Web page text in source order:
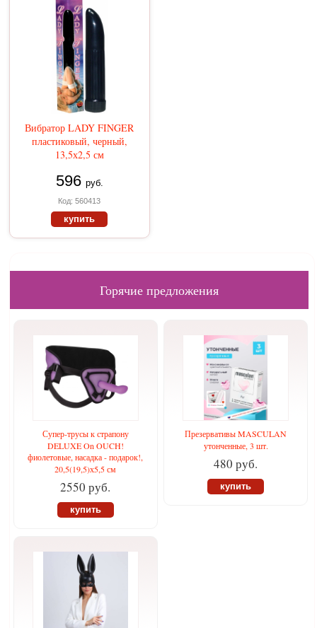
Вибратор LADY FINGER
пластиковый, черный,
13,5х2,5 см
596 руб.
Код: 560413
купить
Горячие предложения
Супер-трусы к страпону
DELUXE On OUCH!
фиолетовые, насадка - подарок!,
20,5(19,5)х5,5 см
2550 руб.
купить
Презервативы MASCULAN
утонченные, 3 шт.
480 руб.
купить